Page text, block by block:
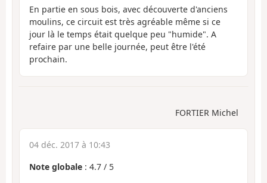
En partie en sous bois, avec découverte d'anciens
moulins, ce circuit est très agréable même si ce
jour là le temps était quelque peu "humide". A
refaire par une belle journée, peut être l'été
prochain.
FORTIER Michel
04 déc. 2017 à 10:43
Note globale : 4.7 / 5